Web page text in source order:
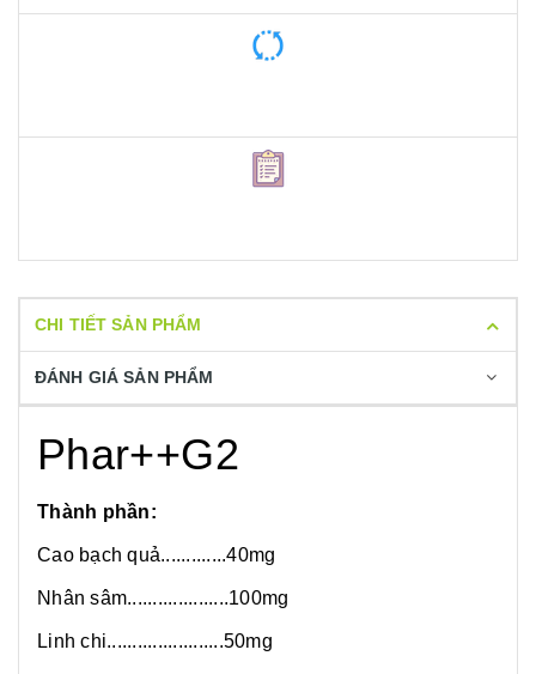
CHI TIẾT SẢN PHẨM
ĐÁNH GIÁ SẢN PHẨM
Phar++G2
Thành phần:
Cao bạch quả.............40mg
Nhân sâm....................100mg
Linh chi.......................50mg